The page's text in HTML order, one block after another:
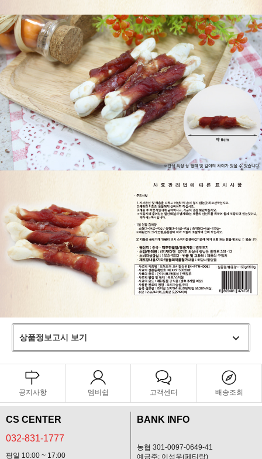
상품정보고시 보기
공지사항 멤버쉽 고객센터 배송조회
CS CENTER
032-831-1777
평일 10:00 ~ 17:00
BANK INFO
농협 301-0097-0649-41
예금주: 이성우(페티랑)